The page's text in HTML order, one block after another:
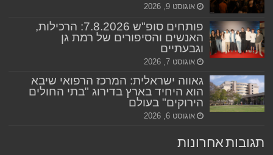
אוגוסט 9, 2026
פותחים סופ"ש 7.8.2026: הרכילות,
האנשים והסיפורים של רמת גן
וגבעתיים
אוגוסט 7, 2026
גאווה ישראלית: המרכז הרפואי שיבא
הוא היחיד בארץ בדירוג "בתי החולים
הירוקים" בעולם
אוגוסט 6, 2026
תגובות אחרונות